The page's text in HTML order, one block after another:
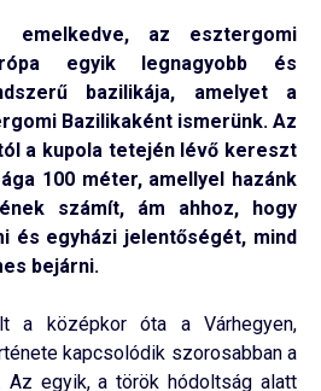
emelkedve, az esztergomi
egyik legnagyobb és
bazilikája, amelyet a
Bazilikaként ismerünk. Az
a kupola tetején lévő kereszt
100 méter, amellyel hazánk
számít, ám ahhoz, hogy
és egyházi jelentőségét, mind
bejárni.
a középkor óta a Várhegyen,
kapcsolódik szorosabban a
Az egyik, a török hódoltság alatt